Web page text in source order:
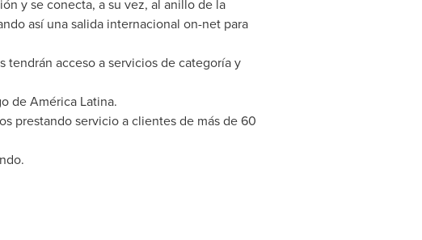
y se conecta, a su vez, al anillo de la
así una salida internacional on-net para
tendrán acceso a servicios de categoría y
de América Latina.
prestando servicio a clientes de más de 60